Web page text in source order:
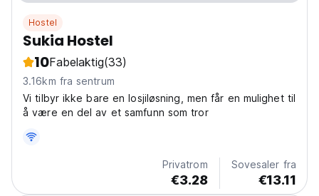
Hostel
Sukia Hostel
10Fabelaktig(33)
3.16km fra sentrum
Vi tilbyr ikke bare en losjiløsning, men får en mulighet til
å være en del av et samfunn som tror
Privatrom
€3.28
Sovesaler fra
€13.11